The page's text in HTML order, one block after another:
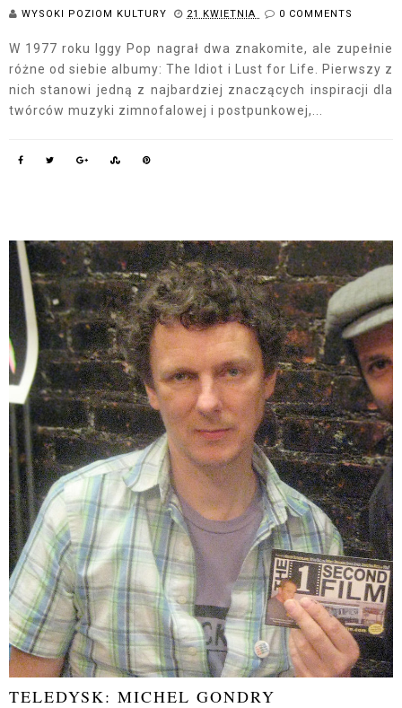
WYSOKI POZIOM KULTURY 21 KWIETNIA 0 COMMENTS
W 1977 roku Iggy Pop nagrał dwa znakomite, ale zupełnie
różne od siebie albumy: The Idiot i Lust for Life. Pierwszy z
nich stanowi jedną z najbardziej znaczących inspiracji dla
twórców muzyki zimnofalowej i postpunkowej,...
TELEDYSK: MICHEL GONDRY